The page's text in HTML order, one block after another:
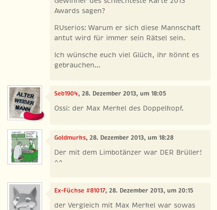
Awards sagen?
RUserios: Warum er sich diese Mannschaft
antut wird für immer sein Rätsel sein.
Ich wünsche euch viel Glück, ihr könnt es
gebrauchen...
Seb1904, 28. Dezember 2013, um 18:05
Ossi: der Max Merkel des Doppelkopf.
Goldmurks, 28. Dezember 2013, um 18:28
Der mit dem Limbotänzer war DER Brüller!
^^
Ex-Füchse #81017, 28. Dezember 2013, um 20:15
der Vergleich mit Max Merkel war sowas